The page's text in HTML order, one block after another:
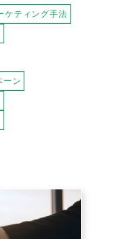
ケティング手法
ーン